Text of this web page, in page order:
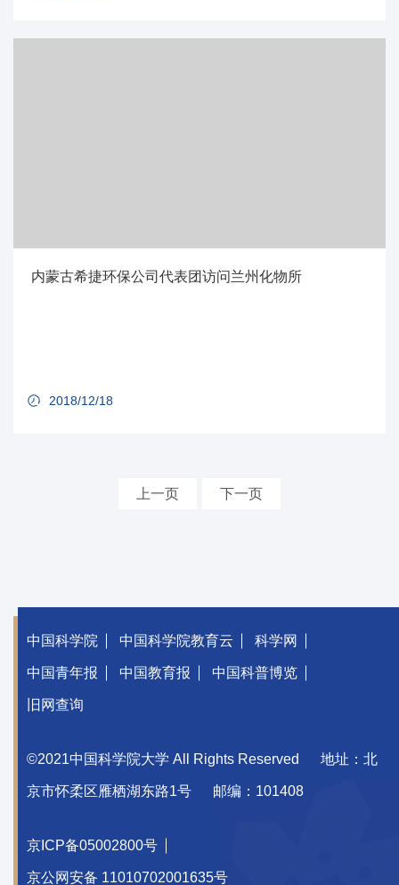
内蒙古希捷环保公司代表团访问兰州化物所
2018/12/18
上一页 下一页
中国科学院 中国科学院教育云 科学网
中国青年报 中国教育报 中国科普博览
旧网查询
©2021中国科学院大学 All Rights Reserved 地址：北
京市怀柔区雁栖湖东路1号 邮编：101408
京ICP备05002800号
京公网安备 11010702001635号